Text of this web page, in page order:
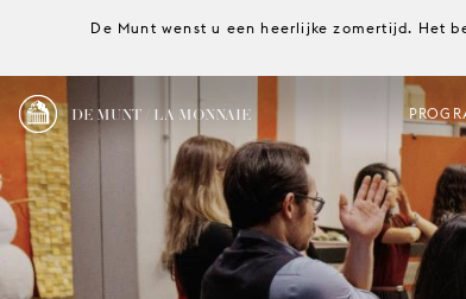
De Munt wenst u een heerlijke zomertijd. Het
DE MUNT / LA MONNAIE